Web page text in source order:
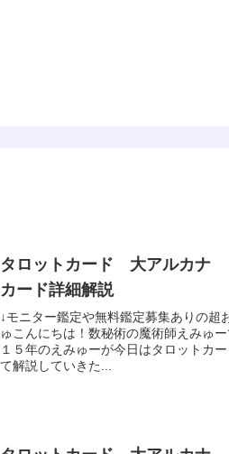
タロットカード 大アルカナ
カード詳細解説
↓モニター鑑定や無料鑑定募集ありの超
ゅこんにちは！数秘術の魔術師えみゅ
１５年のえみゅーが今日はタロットカ
て解説していきた...